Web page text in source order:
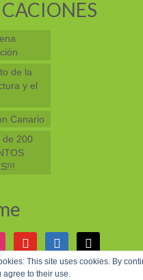
This site uses cookies. By
agree to their use.
de la
y el
Canario
de 200
youtube linkedin mail